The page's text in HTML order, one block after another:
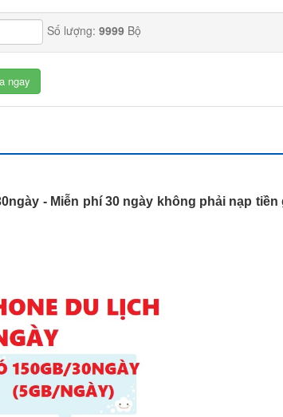
Số lượng: 9999Bộ
ngay
- Miễn phí 30 ngày không phải nạp tiền